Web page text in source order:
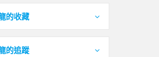
的收藏
的追蹤